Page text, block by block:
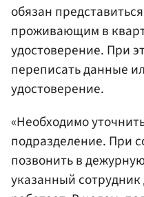
обязан
проживающим в
удостоверение. При
переписать данные
удостоверение.
«Необходимо
подразделение. При
позвонить в
указанный